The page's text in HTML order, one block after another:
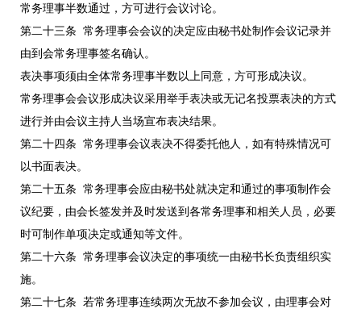
常务理事半数通过，方可进行会议讨论。
第二十三条 常务理事会会议的决定应由秘书处制作会议记录并
由到会常务理事签名确认。
表决事项须由全体常务理事半数以上同意，方可形成决议。
常务理事会会议形成决议采用举手表决或无记名投票表决的方式
进行并由会议主持人当场宣布表决结果。
第二十四条 常务理事会议表决不得委托他人，如有特殊情况可
以书面表决。
第二十五条 常务理事会应由秘书处就决定和通过的事项制作会
议纪要，由会长签发并及时发送到各常务理事和相关人员，必要
时可制作单项决定或通知等文件。
第二十六条 常务理事会议决定的事项统一由秘书长负责组织实
施。
第二十七条 若常务理事连续两次无故不参加会议，由理事会对